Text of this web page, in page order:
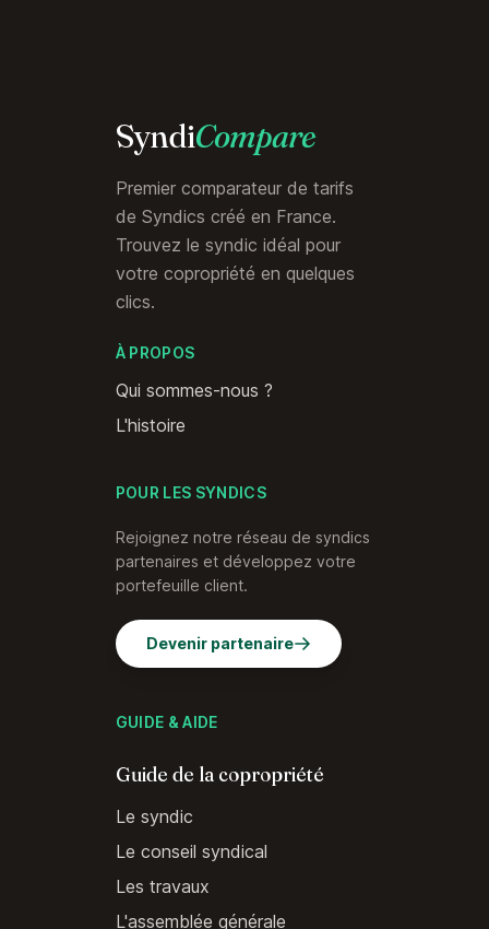
SyndiCompare
Premier comparateur de tarifs
de Syndics créé en France.
Trouvez le syndic idéal pour
votre copropriété en quelques
clics.
À PROPOS
Qui sommes-nous ?
L'histoire
POUR LES SYNDICS
Rejoignez notre réseau de syndics
partenaires et développez votre
portefeuille client.
Devenir partenaire
GUIDE & AIDE
Guide de la copropriété
Le syndic
Le conseil syndical
Les travaux
L'assemblée générale